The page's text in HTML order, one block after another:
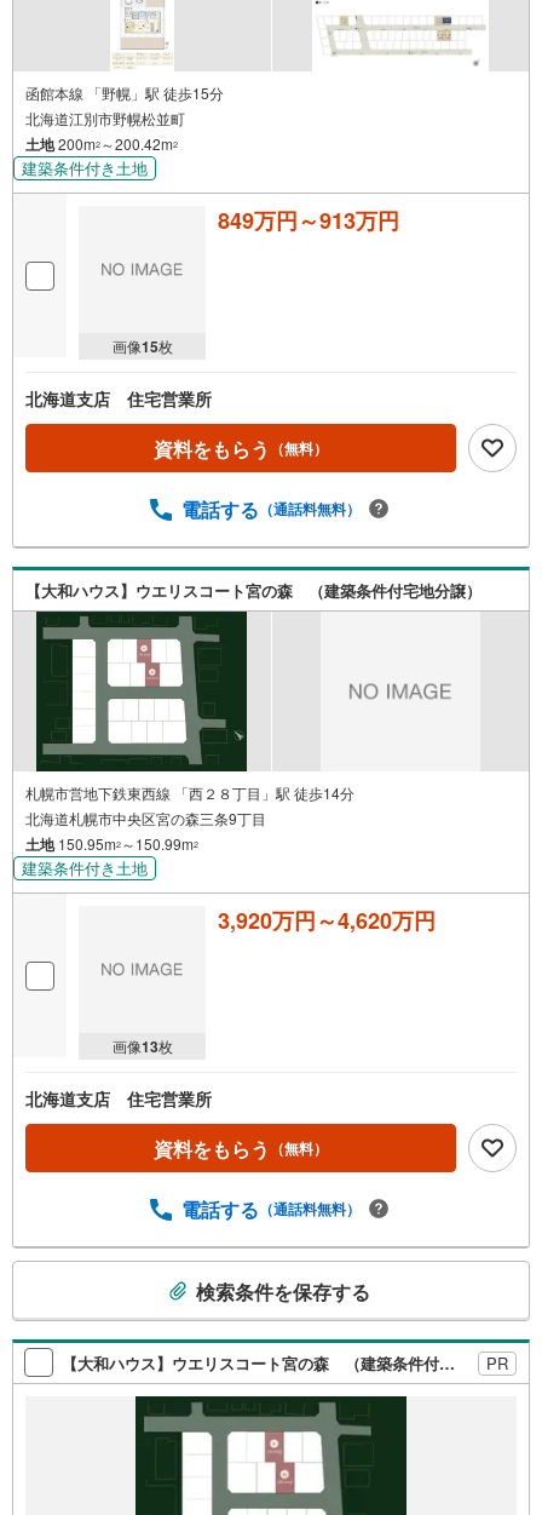
函館本線 「野幌」駅 徒歩15分
北海道江別市野幌松並町
土地200m2 ～200.42m2
建築条件付き土地
画像15枚
849万円～913万円
北海道支店 住宅営業所
資料をもらう （無料）
電話する （通話料無料）
【大和ハウス】ウエリスコート宮の森 （建築条件付宅地分譲）
札幌市営地下鉄東西線 「西２８丁目」駅 徒歩14分
北海道札幌市中央区宮の森三条9丁目
土地150.95m2 ～150.99m2
建築条件付き土地
画像13枚
3,920万円～4,620万円
北海道支店 住宅営業所
資料をもらう （無料）
電話する （通話料無料）
検
索
条
検索条件を保存する
【大和ハウス】ウエリスコート宮の森 （建築条件付宅地分譲） PR